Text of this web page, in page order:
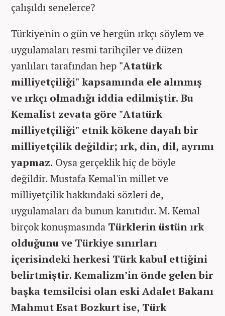
çalışıldı senelerce?
Türkiye'nin o gün ve hergün ırkçı söylem ve
uygulamaları resmi tarihçiler ve düzen
yanlıları tarafından hep "Atatürk
milliyetçiliği" kapsamında ele alınmış
ve ırkçı olmadığı iddia edilmiştir. Bu
Kemalist zevata göre "Atatürk
milliyetçiliği" etnik kökene dayalı bir
milliyetçilik değildir; ırk, din, dil, ayrımı
yapmaz. Oysa gerçeklik hiç de böyle
değildir. Mustafa Kemal'in millet ve
milliyetçilik hakkındaki sözleri de,
uygulamaları da bunun kanıtıdır. M. Kemal
birçok konuşmasında Türklerin üstün ırk
olduğunu ve Türkiye sınırları
içerisindeki herkesi Türk kabul ettiğini
belirtmiştir. Kemalizm’in önde gelen bir
başka temsilcisi olan eski Adalet Bakanı
Mahmut Esat Bozkurt ise, Türk